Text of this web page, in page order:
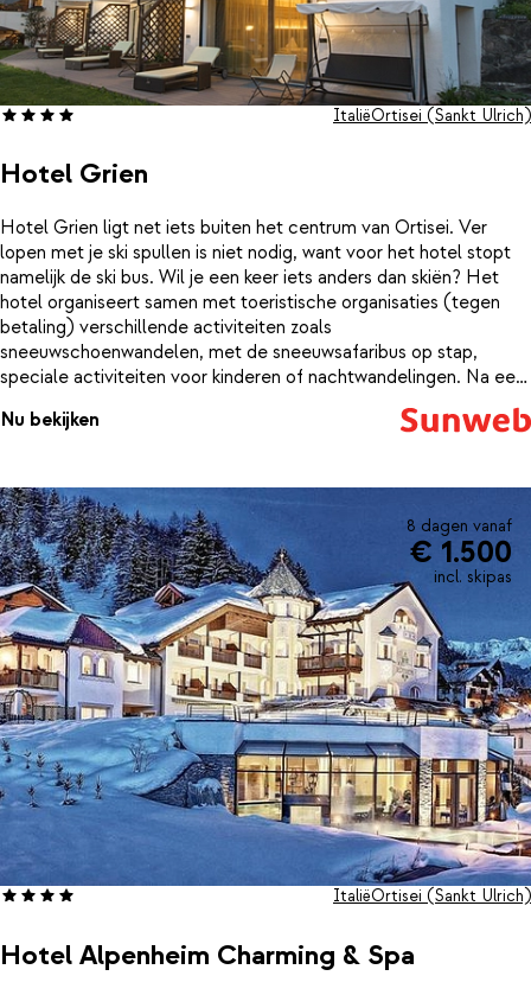
Hotel Grien
ItaliëOrtisei (Sankt Ulrich)
Hotel Grien ligt net iets buiten het centrum van Ortisei. Ver
lopen met je ski spullen is niet nodig, want voor het hotel stopt
namelijk de ski bus. Wil je een keer iets anders dan skiën? Het
hotel organiseert samen met toeristische organisaties (tegen
betaling) verschillende activiteiten zoals
sneeuwschoenwandelen, met de sneeuwsafaribus op stap,
speciale activiteiten voor kinderen of nachtwandelingen. Na een
top dag op de piste kun je heerlijk nog wat baantjes trekken in het
verwarmde binnenzwembad, tot rust komen in verschillende type
maaltijd en een goed glas wijn.
Nu bekijken
8 dagen vanaf
€ 1.500
incl. skipas
Hotel Alpenheim Charming & Spa
ItaliëOrtisei (Sankt Ulrich)